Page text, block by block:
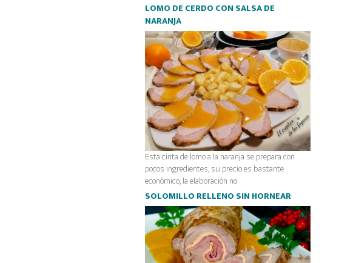
LOMO DE CERDO CON SALSA DE
NARANJA
Esta cinta de lomo a la naranja se prepara con
pocos ingredientes, su precio es bastante
económico, la elaboración no
SOLOMILLO RELLENO SIN HORNEAR